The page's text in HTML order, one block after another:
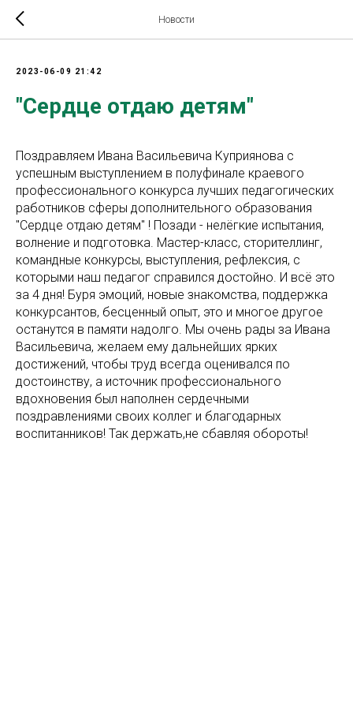
Новости
2023-06-09 21:42
"Сердце отдаю детям"
Поздравляем Ивана Васильевича Куприянова с
успешным выступлением в полуфинале краевого
профессионального конкурса лучших педагогических
работников сферы дополнительного образования
"Сердце отдаю детям" ! Позади - нелёгкие испытания,
волнение и подготовка. Мастер-класс, сторителлинг,
командные конкурсы, выступления, рефлексия, с
которыми наш педагог справился достойно. И всё это
за 4 дня! Буря эмоций, новые знакомства, поддержка
конкурсантов, бесценный опыт, это и многое другое
останутся в памяти надолго. Мы очень рады за Ивана
Васильевича, желаем ему дальнейших ярких
достижений, чтобы труд всегда оценивался по
достоинству, а источник профессионального
вдохновения был наполнен сердечными
поздравлениями своих коллег и благодарных
воспитанников! Так держать,не сбавляя обороты!